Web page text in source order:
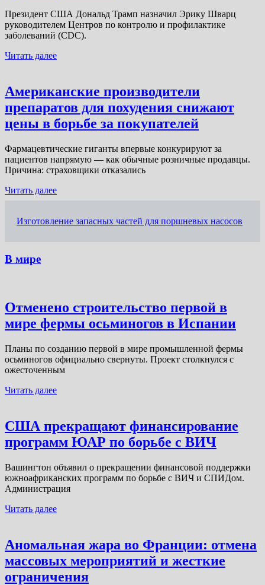
Президент США Дональд Трамп назначил Эрику Шварц
руководителем Центров по контролю и профилактике
заболеваний (CDC).
Читать далее
Американские производители
препаратов для похудения снижают
цены в борьбе за покупателей
Фармацевтические гиганты впервые конкурируют за
пациентов напрямую — как обычные розничные продавцы.
Причина: страховщики отказались
Читать далее
Изготовление запасных частей для поршневых насосов
В мире
Отменено строительство первой в
мире фермы осьминогов в Испании
Планы по созданию первой в мире промышленной фермы
осьминогов официально свернуты. Проект столкнулся с
ожесточенным
Читать далее
США прекращают финансирование
программ ЮАР по борьбе с ВИЧ
Вашингтон объявил о прекращении финансовой поддержки
южноафриканских программ по борьбе с ВИЧ и СПИДом.
Администрация
Читать далее
Аномальная жара во Франции: отмена
массовых мероприятий и жесткие
ограничения